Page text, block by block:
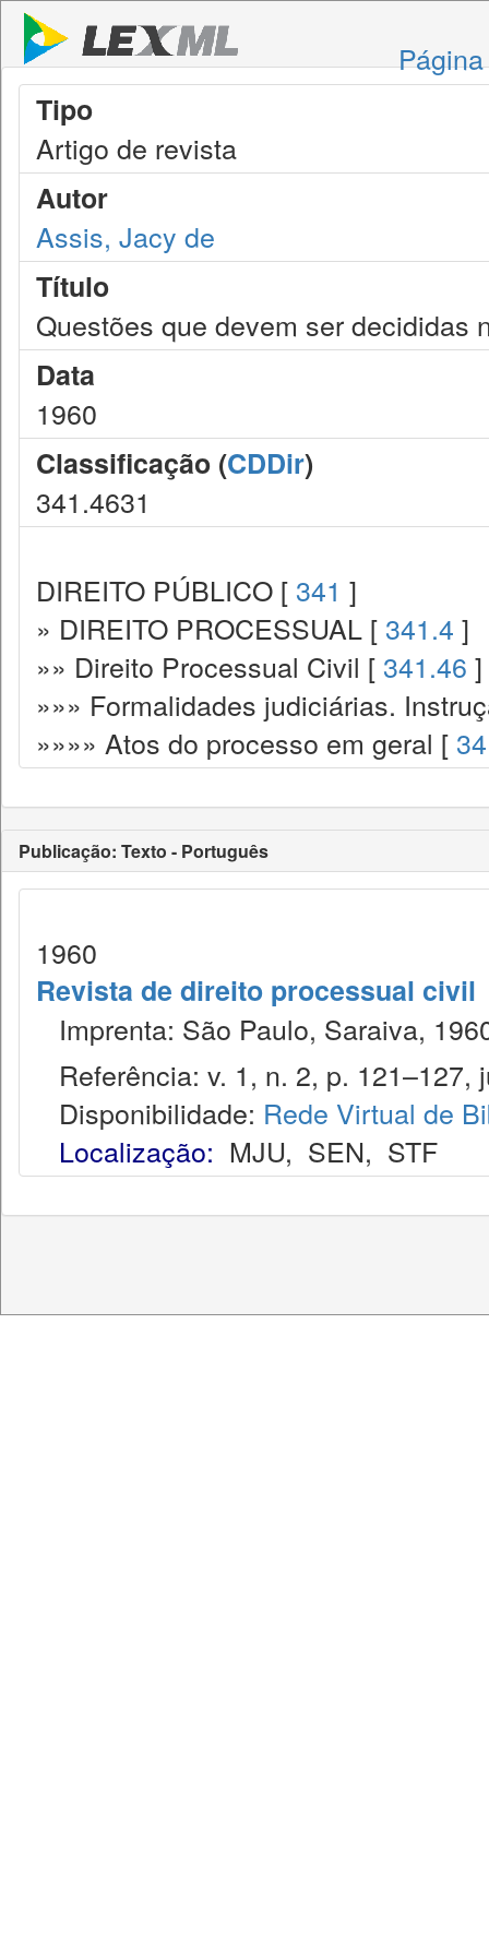
Tipo
Artigo de revista
Autor
Assis, Jacy de
Título
Questões que devem ser decididas
Data
1960
Classificação (CDDir)
341.4631
DIREITO PÚBLICO [ 341 ]
» DIREITO PROCESSUAL [ 341.4 ]
»» Direito Processual Civil [ 341.46 ]
»»» Formalidades judiciárias.
»»»» Atos do processo em geral [
Publicação: Texto - Português
1960
Revista de direito processual civil
Imprenta: São Paulo, Saraiva,
Referência: v. 1, n. 2, p. 121–127,
Disponibilidade: Rede Virtual de
Localização: MJU, SEN, STF